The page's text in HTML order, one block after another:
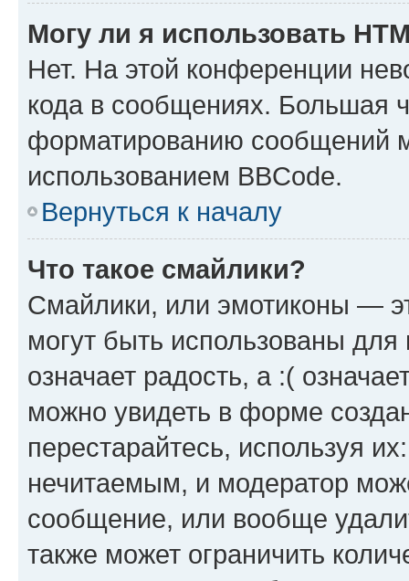
Могу ли я использовать
Нет. На этой конференции
кода в сообщениях. Большая
форматированию сообщений
использованием BBCode.
Вернуться к началу
Что такое смайлики?
Смайлики, или эмотиконы —
могут быть использованы
означает радость, а :(
можно увидеть в форме
перестарайтесь, используя
нечитаемым, и модератор
сообщение, или вообще
также может ограничить